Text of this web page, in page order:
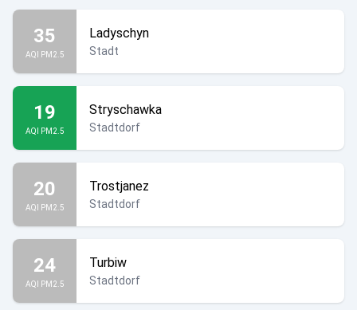
35
AQI PM2.5
Ladyschyn
Stadt
19
AQI PM2.5
Stryschawka
Stadtdorf
20
AQI PM2.5
Trostjanez
Stadtdorf
24
AQI PM2.5
Turbiw
Stadtdorf